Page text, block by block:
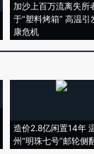
加沙上百万流离失所
于“塑料烤箱” 高温引
康危机
造价2.8亿闲置14年
州“明珠七号”邮轮侧